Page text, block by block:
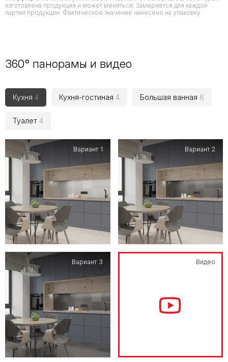
изготовлена продукция и может меняться. Замеряется для каждой
партии продукции. Фактическое значение нанесено на упаковку
360° панорамы и видео
Кухня 4 Кухня-гостиная 4 Большая ванная 6
Туалет 4
Вариант 1 Вариант 2
Вариант 3 Видео